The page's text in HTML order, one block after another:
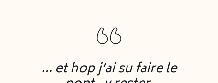
… et hop j’ai su faire le